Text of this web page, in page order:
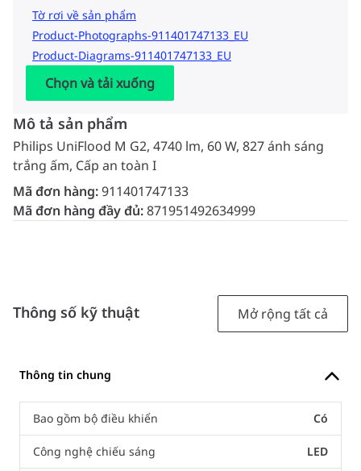
Tờ rơi về sản phẩm
Product-Photographs-911401747133_EU
Product-Diagrams-911401747133_EU
Chọn và tải xuống
Mô tả sản phẩm
Philips UniFlood M G2, 4740 lm, 60 W, 827 ánh sáng
trắng ấm, Cấp an toàn I
Mã đơn hàng:911401747133
Mã đơn hàng đầy đủ:871951492634999
Thông số kỹ thuật Mở rộng tất cả
Thông tin chung
Bao gồm bộ điều khiển Có
Công nghệ chiếu sáng LED